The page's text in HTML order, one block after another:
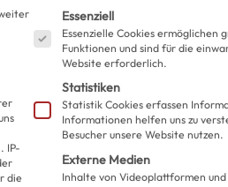
IP-
die
Es folgt eine Liste der
Essenziell
Essenzielle Cookies ermöglichen
Funktionen und sind für die
Website erforderlich.
Statistiken
Statistik Cookies erfassen
Informationen helfen uns zu
Besucher unsere Website nutzen.
Externe Medien
Inhalte von Videoplattformen